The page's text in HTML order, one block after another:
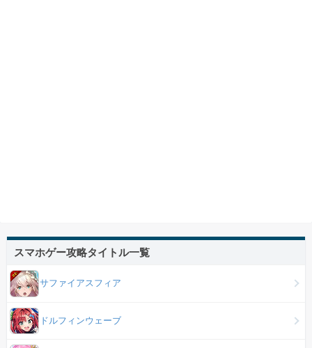
スマホゲー攻略タイトル一覧
サファイアスフィア
ドルフィンウェーブ